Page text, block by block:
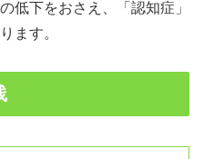
低下をおさえ、「認知症」
ます。